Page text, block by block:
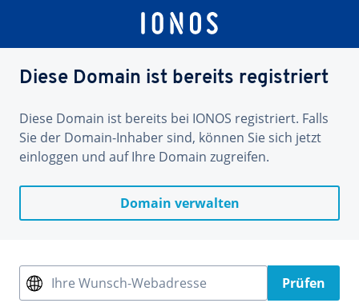
Diese Domain ist bereits registriert
Diese Domain ist bereits bei IONOS registriert. Falls
Sie der Domain-Inhaber sind, können Sie sich jetzt
einloggen und auf Ihre Domain zugreifen.
Domain verwalten
Ihre Wunsch-Webadresse Prüfen